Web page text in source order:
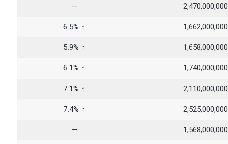
2,470,000,000
—
1,662,000,000
↑ 6.5%
1,658,000,000
↑ 5.9%
1,740,000,000
↑ 6.1%
2,110,000,000
↑ 7.1%
2,525,000,000
↑ 7.4%
1,568,000,000
—